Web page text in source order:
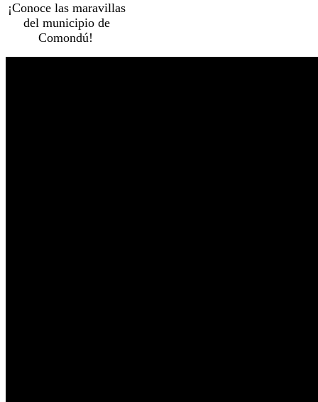
¡Conoce las maravillas
del municipio de
Comondú!